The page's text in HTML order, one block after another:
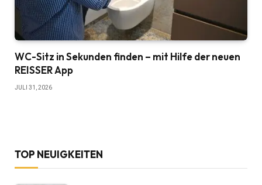
WC-Sitz in Sekunden finden – mit Hilfe der neuen
REISSER App
JULI 31, 2026
TOP NEUIGKEITEN